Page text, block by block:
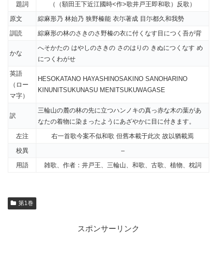
題詞
（（額田王下近江國時<作>歌井戸王即和歌）反歌）
原文
綜麻形乃 林始乃 狭野榛能 衣尓著成 目尓都久和我勢
訓読
綜麻形の林のさきのさ野榛の衣に付くなす目につく吾が背
かな
へそかたの はやしのさきの さのはりの きぬにつくなす め
につくわがせ
英語
（ロー
マ字）
HESOKATANO HAYASHINOSAKINO SANOHARINO
KINUNITSUKUNASU MENITSUKUWAGASE
訳
三輪山の麓の林の先に立つハンノキの真っ赤な木の葉があ
なたの着物に染まったようにあざやかに目に付きます。
左注
右一首歌今案不似和歌 但舊本載于此次 故以猶載焉
校異
–
用語
雑歌、作者：井戸王、三輪山、和歌、古歌、植物、枕詞
第1巻
スポンサーリンク